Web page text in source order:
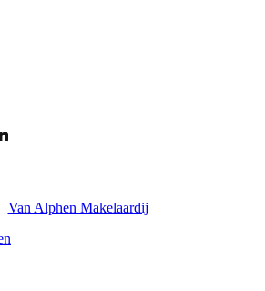
Van Alphen Makelaardij